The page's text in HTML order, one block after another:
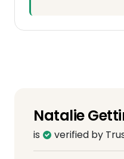
Natalie
is verified by